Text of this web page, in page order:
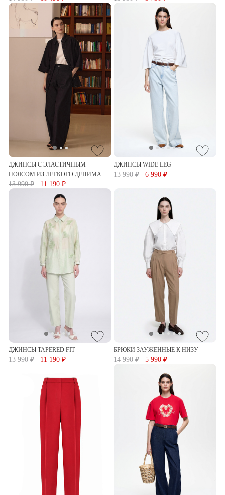
ДЖИНСЫ С ЭЛАСТИЧНЫМ
ПОЯСОМ ИЗ ЛЕГКОГО ДЕНИМА
13 990 ₽ 11 190 ₽
ДЖИНСЫ WIDE LEG
13 990 ₽ 6 990 ₽
ДЖИНСЫ TAPERED FIT
13 990 ₽ 11 190 ₽
БРЮКИ ЗАУЖЕННЫЕ К НИЗУ
14 990 ₽ 5 990 ₽